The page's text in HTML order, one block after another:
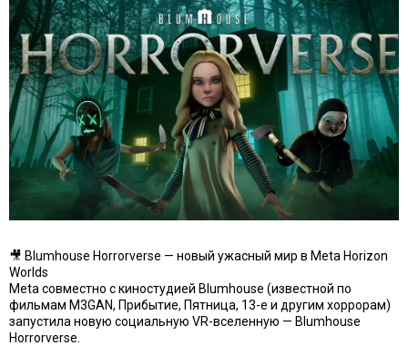
🎥 Blumhouse Horrorverse — новый ужасный мир в Meta Horizon
Worlds
Meta совместно с киностудией Blumhouse (известной по
фильмам M3GAN, Прибытие, Пятница, 13-е и другим хоррорам)
запустила новую социальную VR-вселенную — Blumhouse
Horrorverse.